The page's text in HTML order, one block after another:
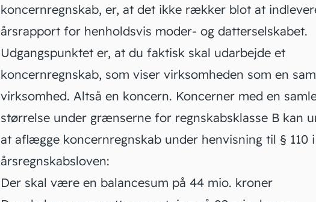
koncernregnskab, er, at det ikke rækker blot at
årsrapport for henholdsvis moder- og datterselskabet.
Udgangspunktet er, at du faktisk skal udarbejde et
koncernregnskab, som viser virksomheden som en
virksomhed. Altså en koncern. Koncerner med en
størrelse under grænserne for regnskabsklasse B kan
at aflægge koncernregnskab under henvisning til § 110 i
årsregnskabsloven:
Der skal være en balancesum på 44 mio. kroner